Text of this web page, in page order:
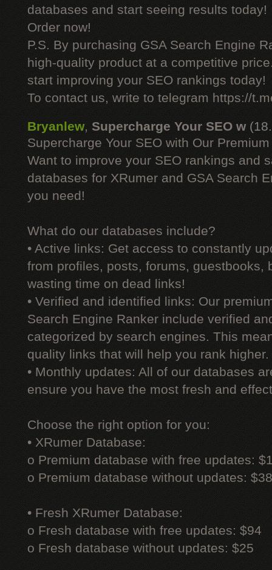
databases and start seeing results today!
Order now!
P.S. By purchasing GSA Search Engine
high-quality product at a competitive
start improving your SEO rankings today!
To contact us, write to telegram https://
Bryanlew, Supercharge Your SEO w
Supercharge Your SEO with Our
Want to improve your SEO rankings and
databases for XRumer and GSA Search
you need!
What do our databases include?
• Active links: Get access to constantly
from profiles, posts, forums, guestbooks,
wasting time on dead links!
• Verified and identified links: Our
Search Engine Ranker include verified
categorized by search engines. This
quality links that will help you rank higher.
• Monthly updates: All of our databases
ensure you have the most fresh and
Choose the right option for you:
• XRumer Database:
o Premium database with free updates:
o Premium database without updates: $38
• Fresh XRumer Database:
o Fresh database with free updates: $94
o Fresh database without updates: $25